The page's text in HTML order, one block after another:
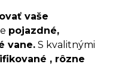
vaše
pojazdné,
vane. S kvalitnými
, rôzne